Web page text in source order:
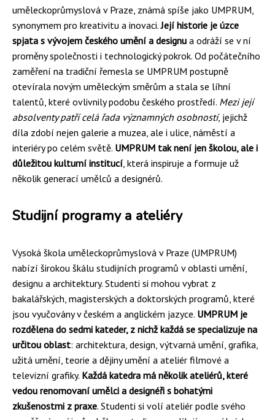
uměleckoprůmyslová v Praze, známá spíše jako UMPRUM,
synonymem pro kreativitu a inovaci.Její historie je úzce
spjata s vývojem českého umění a designu a odráží se v ní
proměny společnosti i technologický pokrok. Od počátečního
zaměření na tradiční řemesla se UMPRUM postupně
otevírala novým uměleckým směrům a stala se líhní
talentů, které ovlivnily podobu českého prostředí. Mezi její
absolventy patří celá řada významných osobností, jejichž
díla zdobí nejen galerie a muzea, ale i ulice, náměstí a
interiéry po celém světě. UMPRUM tak není jen školou, ale i
důležitou kulturní institucí, která inspiruje a formuje už
několik generací umělců a designérů.
Studijní programy a ateliéry
Vysoká škola uměleckoprůmyslová v Praze (UMPRUM)
nabízí širokou škálu studijních programů v oblasti umění,
designu a architektury. Studenti si mohou vybrat z
bakalářských, magisterských a doktorských programů, které
jsou vyučovány v českém a anglickém jazyce. UMPRUM je
rozdělena do sedmi kateder, z nichž každá se specializuje na
určitou oblast: architektura, design, výtvarná umění, grafika,
užitá umění, teorie a dějiny umění a ateliér filmové a
televizní grafiky. Každá katedra má několik ateliérů, které
vedou renomovaní umělci a designéři s bohatými
zkušenostmi z praxe. Studenti si volí ateliér podle svého